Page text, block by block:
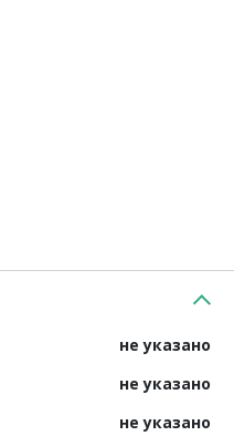
не указано
не указано
не указано